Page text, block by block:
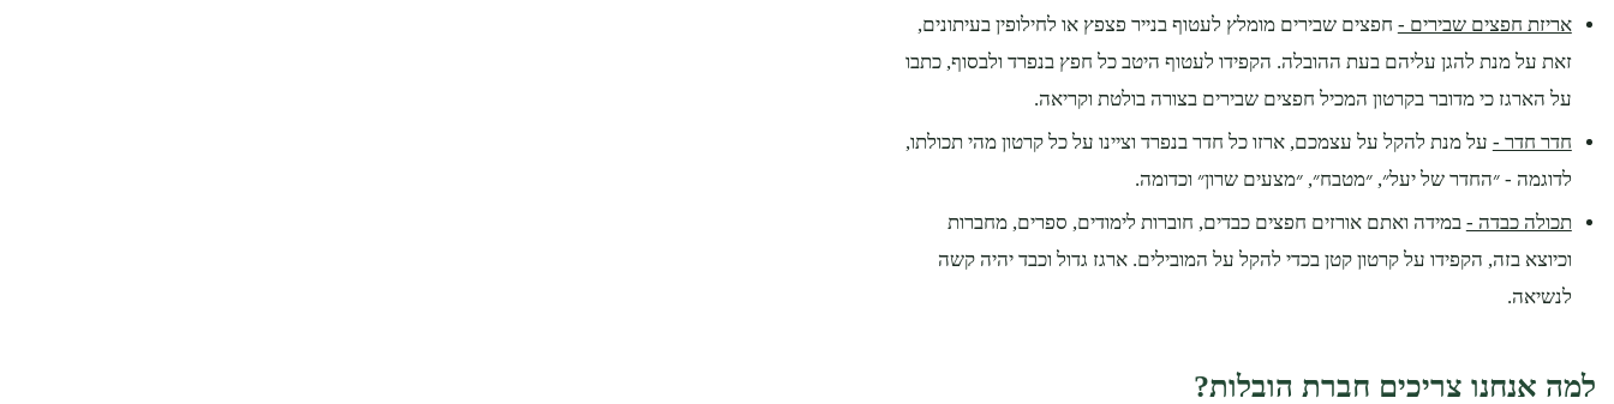
אריזת חפצים שבירים - חפצים שבירים מומלץ לעטוף בנייר פצפץ או לחילופין בעיתונים,
זאת על מנת להגן עליהם בעת ההובלה. הקפידו לעטוף היטב כל חפץ בנפרד ולבסוף, כתבו
על הארגז כי מדובר בקרטון המכיל חפצים שבירים בצורה בולטת וקריאה.
חדר חדר - על מנת להקל על עצמכם, ארזו כל חדר בנפרד וציינו על כל קרטון מהי תכולתו,
לדוגמה - ״החדר של יעל״, ״מטבח״, ״מצעים שרון״ וכדומה.
תכולה כבדה - במידה ואתם אורזים חפצים כבדים, חוברות לימודים, ספרים, מחברות
וכיוצא בזה, הקפידו על קרטון קטן בכדי להקל על המובילים. ארגז גדול וכבד יהיה קשה
לנשיאה.
למה אנחנו צריכים חברת הובלות?